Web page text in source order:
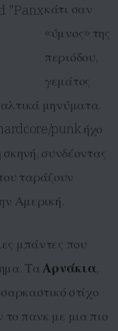
κάτι σαν
«ύμνος» της
περιόδου,
γεμάτος
μηνύματα.
punk ήχο
συνδέοντας
ταράζουν
Αμερική.
μπάντες που
ΤαΑρνάκια,
στίχο
πανκ με μια πιο